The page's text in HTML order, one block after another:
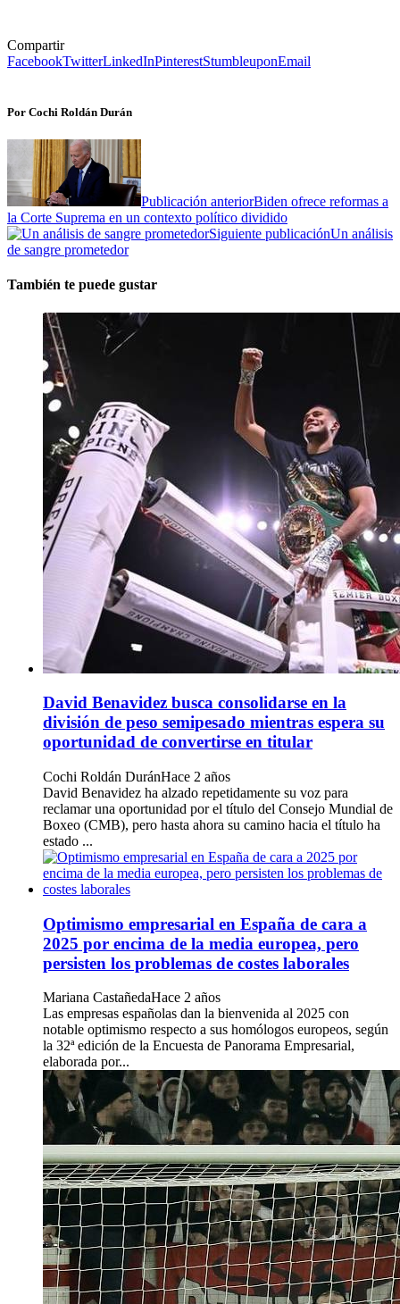
Compartir
FacebookTwitterLinkedInPinterestStumbleuponEmail
Por Cochi Roldán Durán
Publicación anteriorBiden ofrece reformas a
la Corte Suprema en un contexto político dividido
Siguiente publicaciónUn análisis
de sangre prometedor
También te puede gustar
David Benavidez busca consolidarse en la
división de peso semipesado mientras espera su
oportunidad de convertirse en titular
Cochi Roldán DuránHace 2 años
David Benavidez ha alzado repetidamente su voz para
reclamar una oportunidad por el título del Consejo Mundial de
Boxeo (CMB), pero hasta ahora su camino hacia el título ha
estado ...
Optimismo empresarial en España de cara a
2025 por encima de la media europea, pero
persisten los problemas de costes laborales
Mariana CastañedaHace 2 años
Las empresas españolas dan la bienvenida al 2025 con
notable optimismo respecto a sus homólogos europeos, según
la 32ª edición de la Encuesta de Panorama Empresarial,
elaborada por...